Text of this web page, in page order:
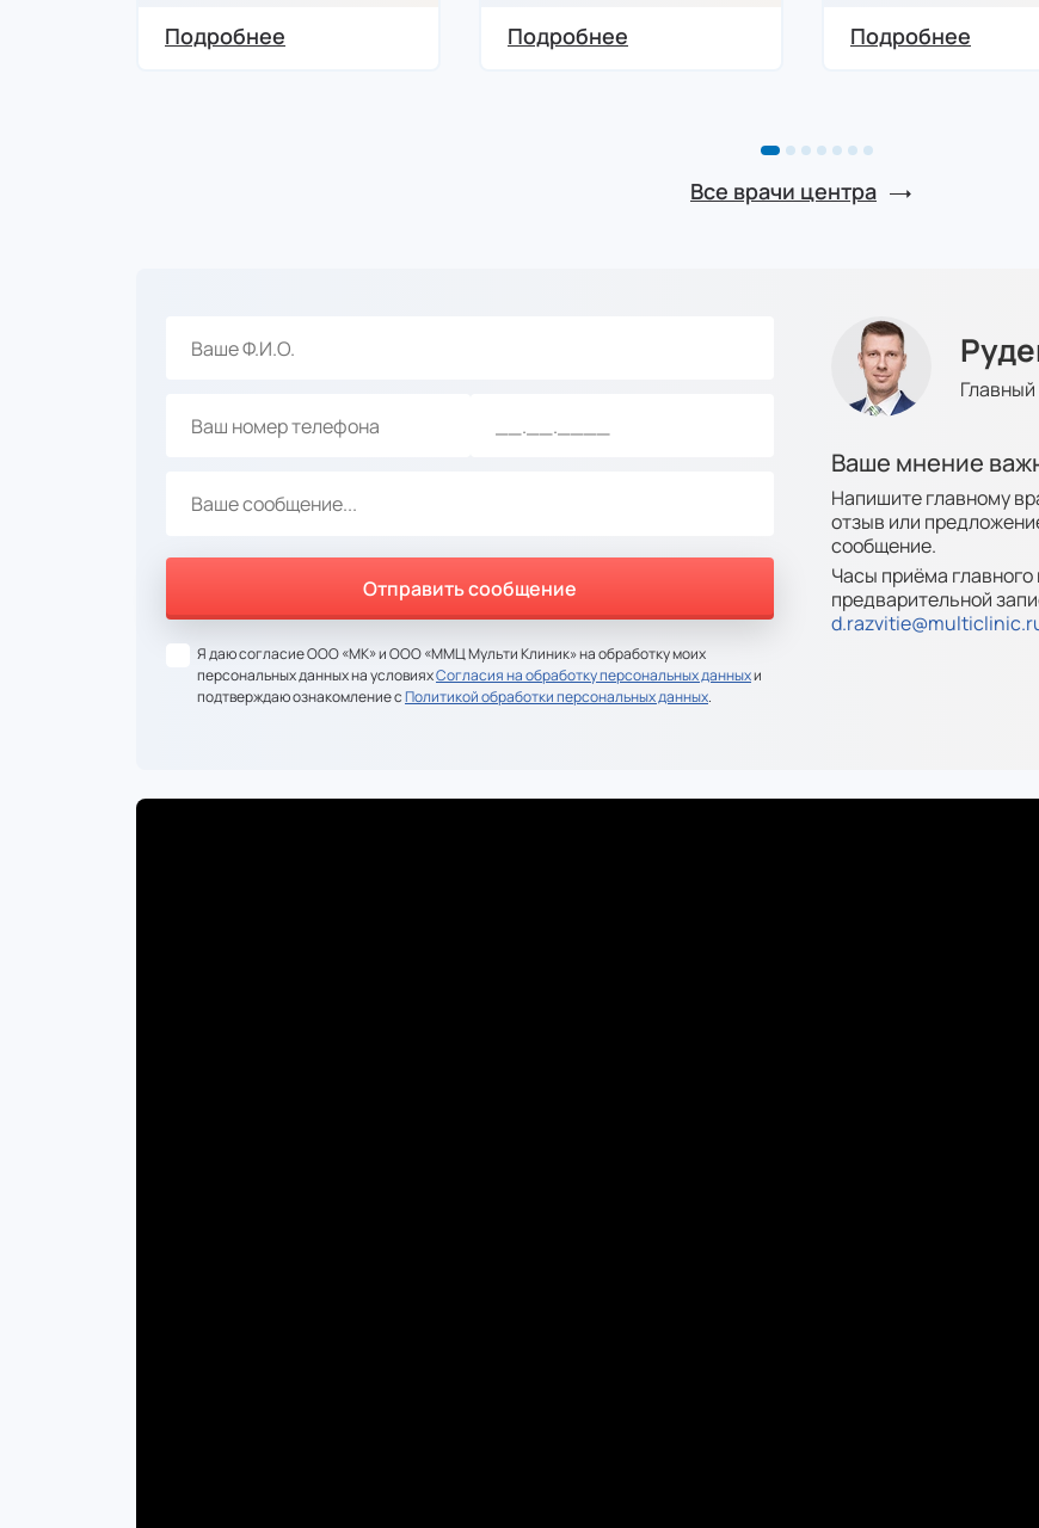
Подробнее Подробнее Подробнее
Все врачи центра
Я даю согласие ООО «МК» и ООО «ММЦ Мульти Клиник» на обработку моих
персональных данных на условияхСогласия на обработку персональных данныхи
подтверждаю ознакомление сПолитикой обработки персональных данных.
Ваше мнение
Напишите главному
отзыв или
сообщение.
Часы приёма главного
предварительной